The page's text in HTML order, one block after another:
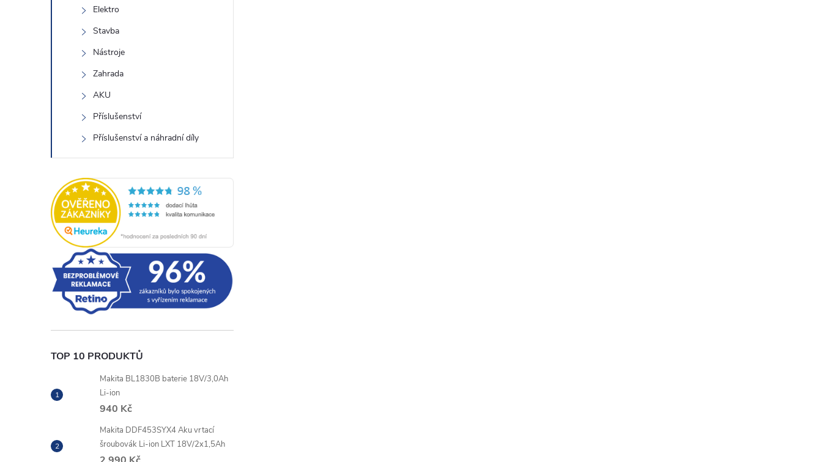
Elektro
Stavba
Nástroje
Zahrada
AKU
Příslušenství
Příslušenství a náhradní díly
TOP 10 PRODUKTŮ
Makita BL1830B baterie 18V/3,0Ah
Li-ion
940 Kč
Makita DDF453SYX4 Aku vrtací
šroubovák Li-ion LXT 18V/2x1,5Ah